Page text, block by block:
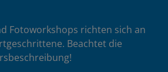
Fotoworkshops richten sich an
Beachtet die